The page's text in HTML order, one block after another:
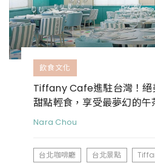
飲食文化
Tiffany Cafe進駐台灣！絕
甜點輕食，享受最夢幻的午
Nara Chou
台北咖啡廳 台北景點